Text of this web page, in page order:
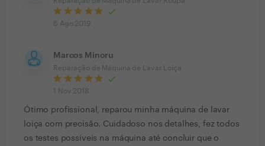
6 Ago 2019
Marcos Minoru
Reparação de Máquina de Lavar Loiça
1 Nov 2018
Ótimo profissional, reparou minha máquina de lavar
loiça com precisão. Cuidadoso nos detalhes, fez todos
os testes possíveis na máquina até concluir que o